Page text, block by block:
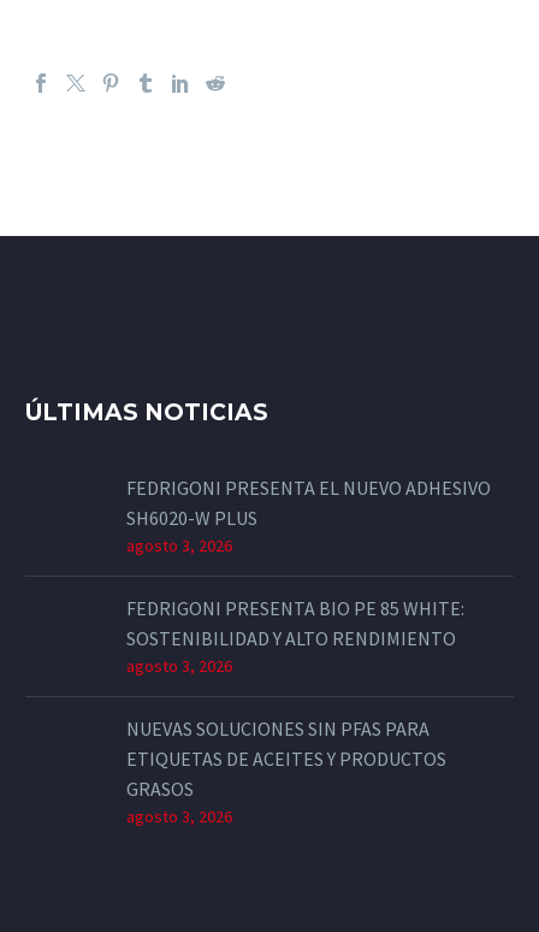
ÚLTIMAS NOTICIAS
FEDRIGONI PRESENTA EL NUEVO ADHESIVO
SH6020-W PLUS
agosto 3, 2026
FEDRIGONI PRESENTA BIO PE 85 WHITE:
SOSTENIBILIDAD Y ALTO RENDIMIENTO
agosto 3, 2026
NUEVAS SOLUCIONES SIN PFAS PARA
ETIQUETAS DE ACEITES Y PRODUCTOS
GRASOS
agosto 3, 2026